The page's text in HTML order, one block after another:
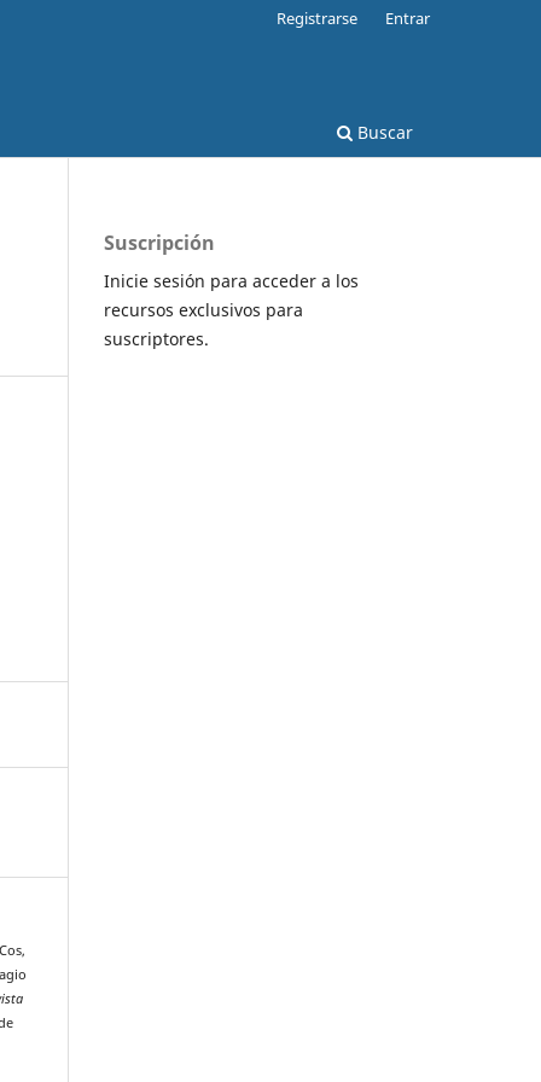
Buscar
Registrarse Entrar
Suscripción
Inicie sesión para acceder a los
recursos exclusivos para
suscriptores.